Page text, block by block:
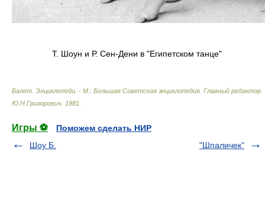
Т. Шоун и Р. Сен-Дени в "Египетском танце"
Балет. Энциклопеди. - М.: Большая Советская энциклопедия Главный редактор
Ю.Н.Григорович 1981
Игры ⚽
Поможем сделать НИР
Шоу Б.
"Шпаличек"